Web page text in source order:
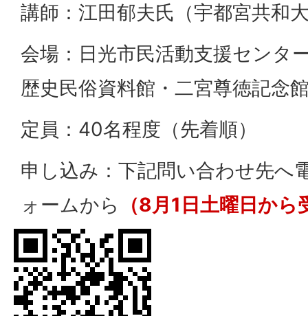
講師：江田郁夫氏（宇都宮共和
会場：日光市民活動支援センタ
歴史民俗資料館・二宮尊徳記念
定員：40名程度（先着順）
申し込み：下記問い合わせ先へ
ォームから
（8月1日土曜日から